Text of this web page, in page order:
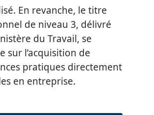
En revanche, le titre
de niveau 3, délivré
du Travail, se
sur l’acquisition de
pratiques directement
en entreprise.